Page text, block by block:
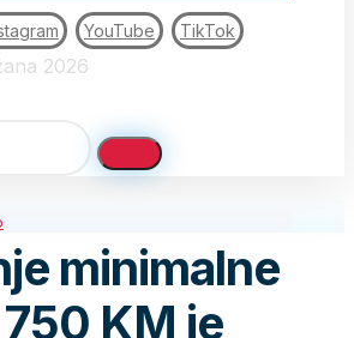
YouTube TikTok
2026
minimalne
KM je